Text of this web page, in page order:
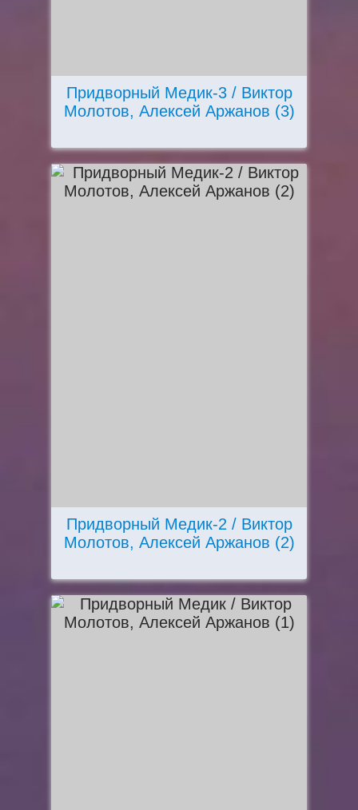
Придворный Медик-3 / Виктор
Молотов, Алексей Аржанов (3)
Придворный Медик-2 / Виктор
Молотов, Алексей Аржанов (2)